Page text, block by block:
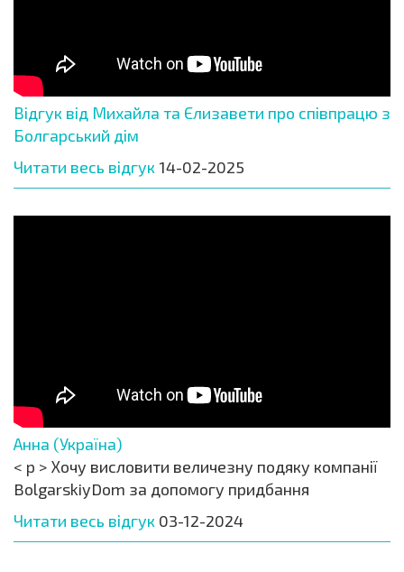
Відгук від Михайла та Єлизавети про співпрацю з
Болгарський дім
Читати весь відгук 14-02-2025
Анна (Україна)
< p > Хочу висловити величезну подяку компанії
BolgarskiyDom за допомогу придбання
Читати весь відгук 03-12-2024